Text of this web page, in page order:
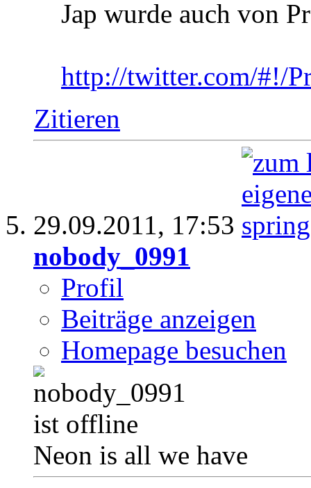
Jap wurde auch von
http://twitter.com/#!/
Zitieren
29.09.2011, 17:53
nobody_0991
Profil
Beiträge anzeigen
Homepage besuchen
Neon is all we have